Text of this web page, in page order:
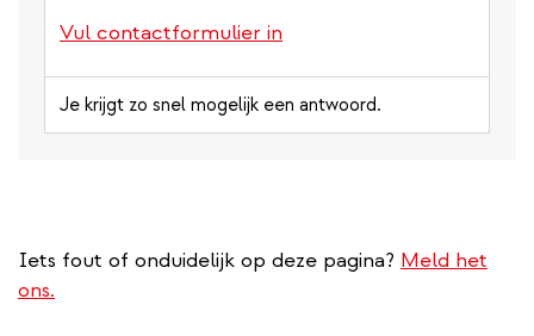
Vul contactformulier in
Je krijgt zo snel mogelijk een antwoord.
Iets fout of onduidelijk op deze pagina? Meld het
ons.